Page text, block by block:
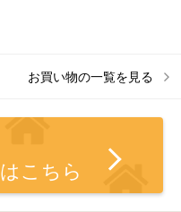
お買い物の一覧を見る
こちら